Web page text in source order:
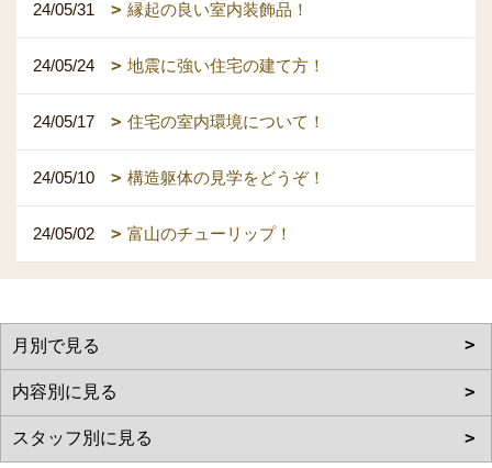
24/05/31 縁起の良い室内装飾品！
24/05/24 地震に強い住宅の建て方！
24/05/17 住宅の室内環境について！
24/05/10 構造躯体の見学をどうぞ！
24/05/02 富山のチューリップ！